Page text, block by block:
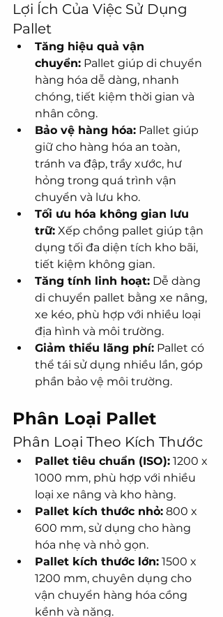
Lợi Ích Của Việc Sử Dụng
Pallet
Tăng hiệu quả vận
chuyển: Pallet giúp di chuyển
hàng hóa dễ dàng, nhanh
chóng, tiết kiệm thời gian và
nhân công.
Bảo vệ hàng hóa: Pallet giúp
giữ cho hàng hóa an toàn,
tránh va đập, trầy xước, hư
hỏng trong quá trình vận
chuyển và lưu kho.
Tối ưu hóa không gian lưu
trữ: Xếp chồng pallet giúp tận
dụng tối đa diện tích kho bãi,
tiết kiệm không gian.
Tăng tính linh hoạt: Dễ dàng
di chuyển pallet bằng xe nâng,
xe kéo, phù hợp với nhiều loại
địa hình và môi trường.
Giảm thiểu lãng phí: Pallet có
thể tái sử dụng nhiều lần, góp
phần bảo vệ môi trường.
Phân Loại Pallet
Phân Loại Theo Kích Thước
Pallet tiêu chuẩn (ISO): 1200 x
1000 mm, phù hợp với nhiều
loại xe nâng và kho hàng.
Pallet kích thước nhỏ: 800 x
600 mm, sử dụng cho hàng
hóa nhẹ và nhỏ gọn.
Pallet kích thước lớn: 1500 x
1200 mm, chuyên dụng cho
vận chuyển hàng hóa cồng
kềnh và nặng.